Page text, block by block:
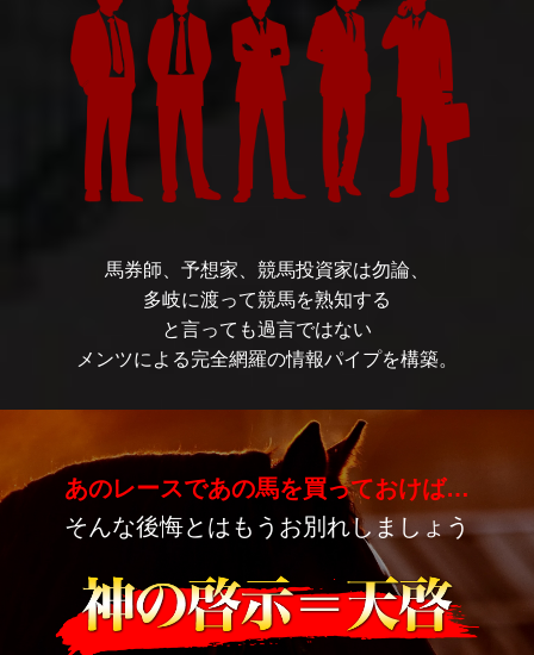
馬券師、予想家、競馬投資家は勿論、
多岐に渡って競馬を熟知する
と言っても過言ではない
メンツによる完全網羅の情報パイプを構築。
あのレースであの馬を買っておけば…
そんな後悔とはもうお別れしましょう